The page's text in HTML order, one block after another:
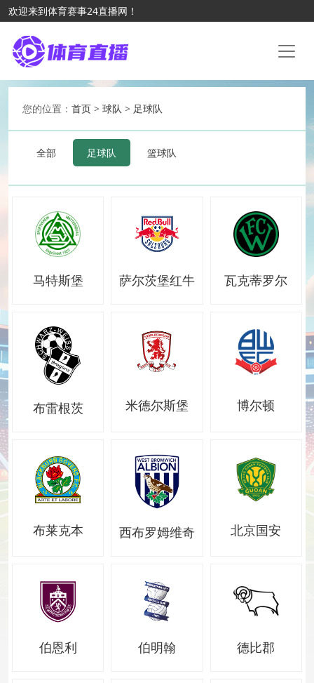
欢迎来到体育赛事24直播网！
您的位置： 首页 > 球队 > 足球队
全部 足球队 篮球队
马特斯堡 萨尔茨堡红牛 瓦克蒂罗尔
布雷根茨 米德尔斯堡 博尔顿
布莱克本 西布罗姆维奇 北京国安
伯恩利 伯明翰 德比郡